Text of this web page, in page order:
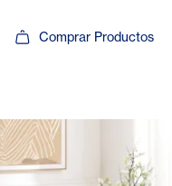
Comprar Productos